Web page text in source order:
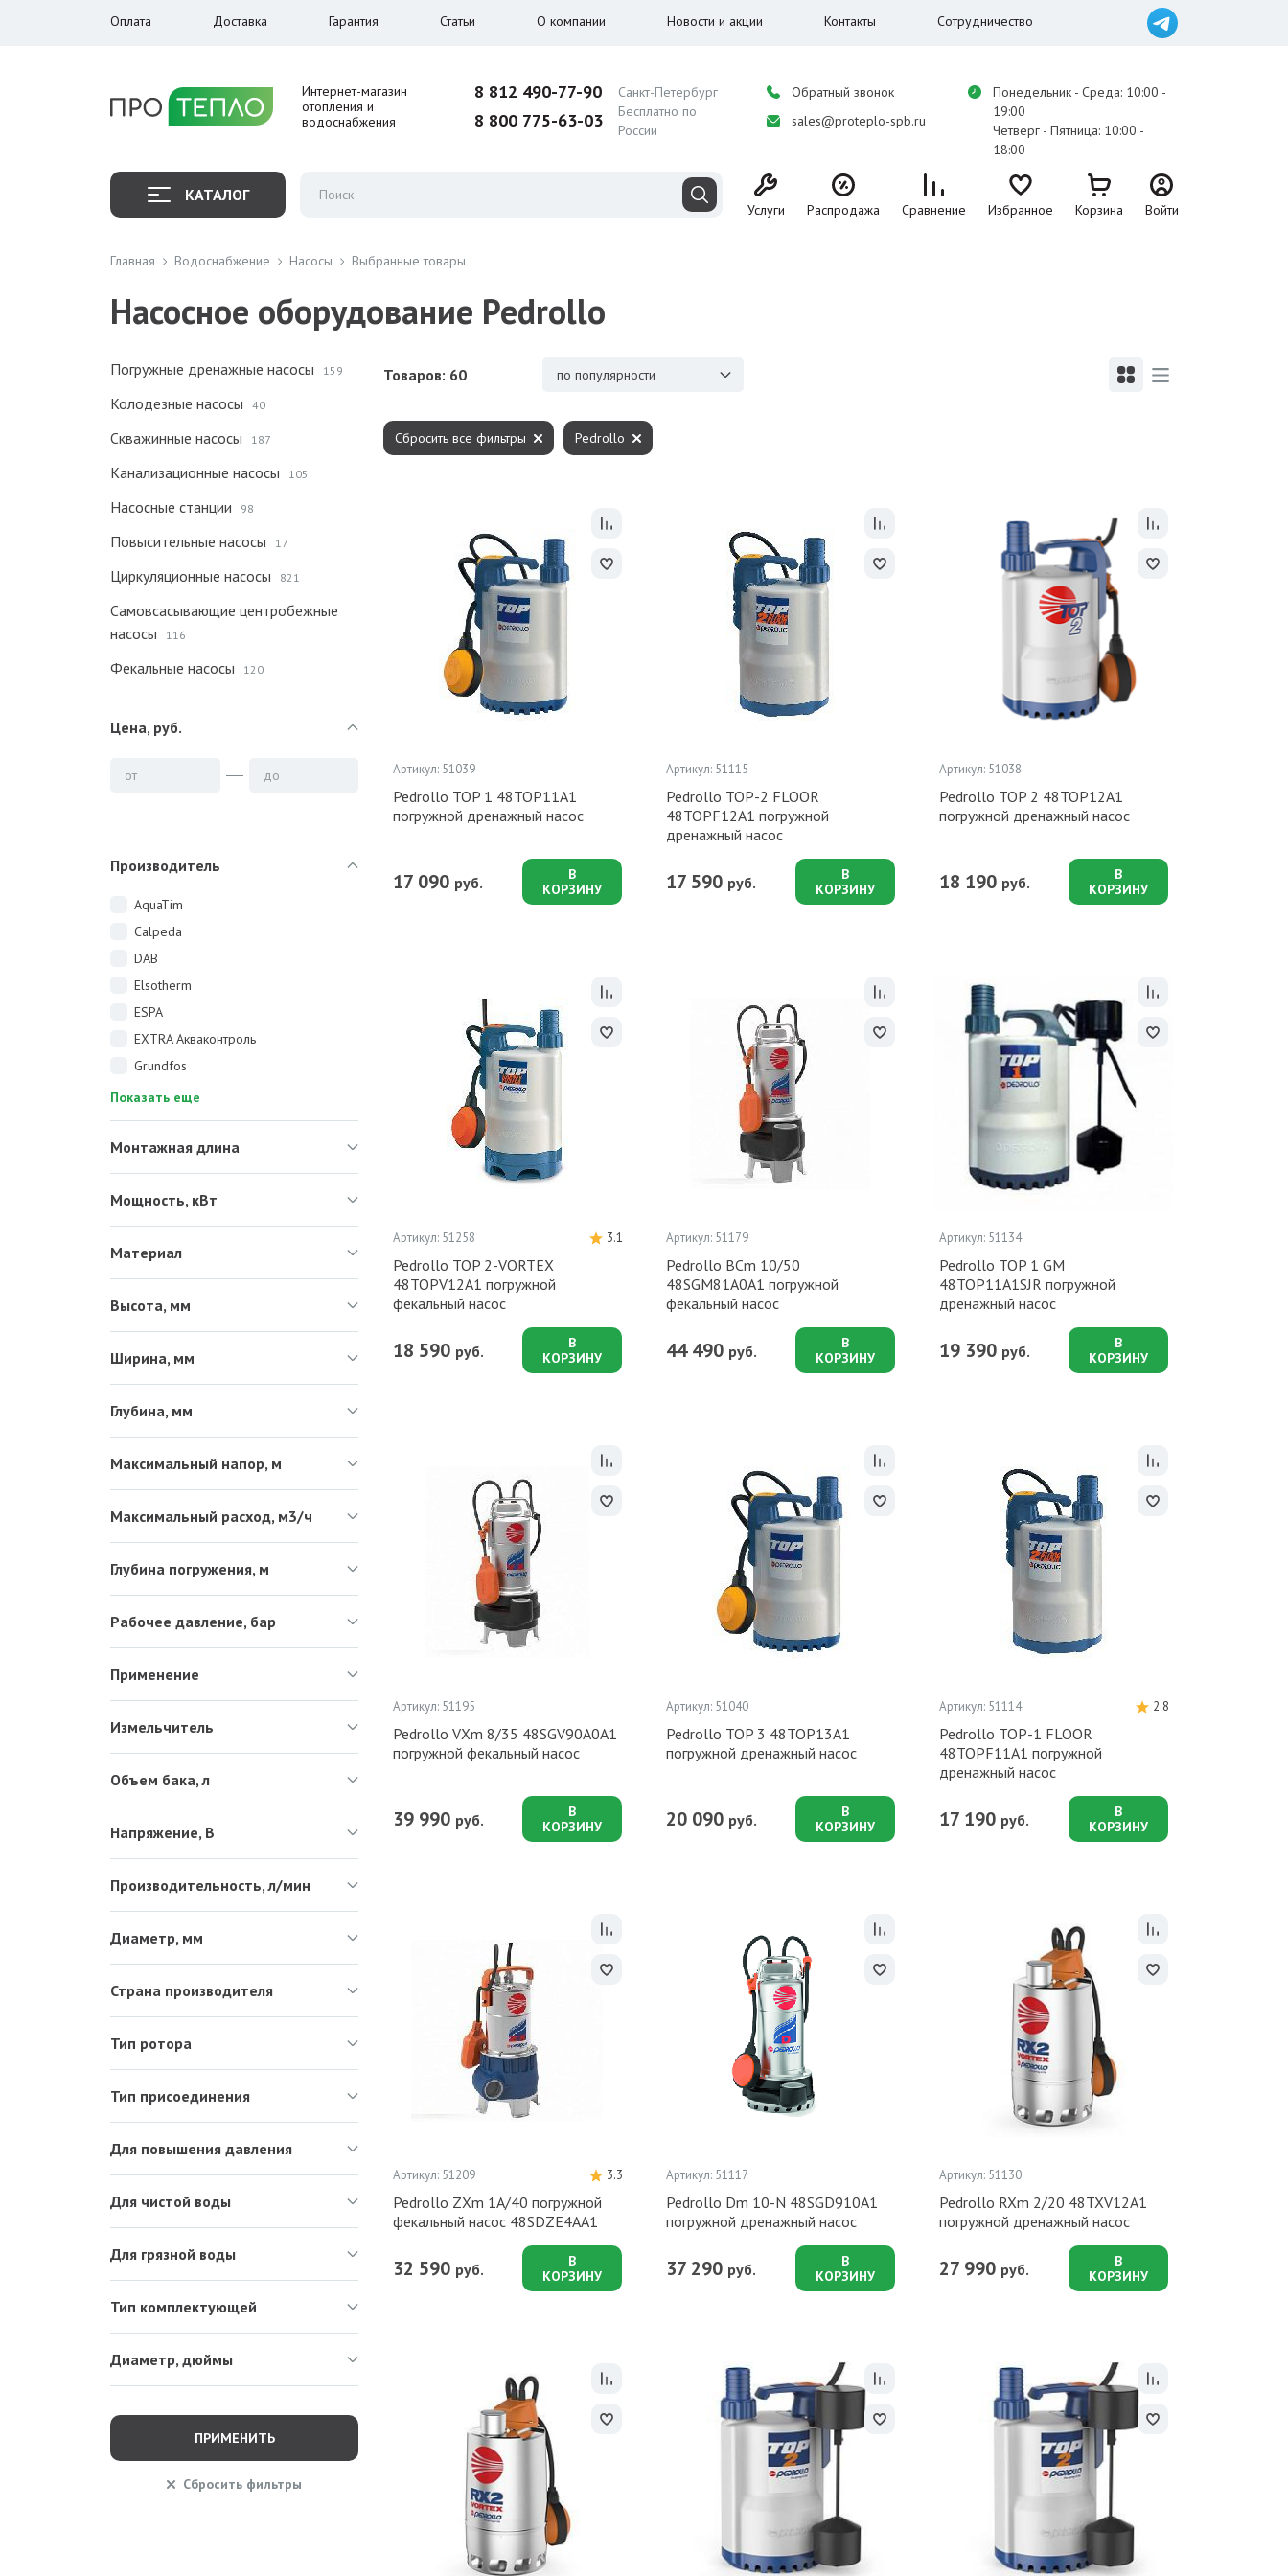
Оплата Доставка Гарантия Статьи О компании Новости и акции Контакты Сотрудничество
Интернет-магазин
отопления и
водоснабжения
8 812 490-77-90 Санкт-Петербург
8 800 775-63-03
Бесплатно по
России
Обратный звонок
sales@proteplo-spb.ru
Понедельник - Среда: 10:00 -
19:00
Четверг - Пятница: 10:00 -
18:00
КАТАЛОГ
Услуги Распродажа Сравнение Избранное Корзина Войти
Главная Водоснабжение Насосы Выбранные товары
Насосное оборудование Pedrollo
Погружные дренажные насосы 159
Колодезные насосы 40
Скважинные насосы 187
Канализационные насосы 105
Насосные станции 98
Повысительные насосы 17
Циркуляционные насосы 821
Самовсасывающие центробежные
насосы
116
Фекальные насосы 120
Цена, руб.
от до
Производитель
AquaTim
Calpeda
DAB
Elsotherm
ESPA
EXTRA Акваконтроль
Grundfos
Показать еще
Монтажная длина
Мощность, кВт
Материал
Высота, мм
Ширина, мм
Глубина, мм
Максимальный напор, м
Максимальный расход, м3/ч
Глубина погружения, м
Рабочее давление, бар
Применение
Измельчитель
Объем бака, л
Напряжение, В
Производительность, л/мин
Диаметр, мм
Страна производителя
Тип ротора
Тип присоединения
Для повышения давления
Для чистой воды
Для грязной воды
Тип комплектующей
Диаметр, дюймы
ПРИМЕНИТЬ
Сбросить фильтры
Товаров: 60 по популярности
Сбросить все фильтры Pedrollo
Артикул: 51039
Pedrollo TOP 1 48TOP11A1
погружной дренажный насос
17 090 руб.
В
КОРЗИНУ
Артикул: 51115
Pedrollo TOP-2 FLOOR
48TOPF12A1 погружной
дренажный насос
17 590 руб.
В
КОРЗИНУ
Артикул: 51038
Pedrollo TOP 2 48TOP12A1
погружной дренажный насос
18 190 руб.
В
КОРЗИНУ
Артикул: 51258 3.1
Pedrollo TOP 2-VORTEX
48TOPV12A1 погружной
фекальный насос
18 590 руб.
В
КОРЗИНУ
Артикул: 51179
Pedrollo BCm 10/50
48SGM81A0A1 погружной
фекальный насос
44 490 руб.
В
КОРЗИНУ
Артикул: 51134
Pedrollo TOP 1 GM
48TOP11A1SJR погружной
дренажный насос
19 390 руб.
В
КОРЗИНУ
Артикул: 51195
Pedrollo VXm 8/35 48SGV90A0A1
погружной фекальный насос
39 990 руб.
В
КОРЗИНУ
Артикул: 51040
Pedrollo TOP 3 48TOP13A1
погружной дренажный насос
20 090 руб.
В
КОРЗИНУ
Артикул: 51114 2.8
Pedrollo TOP-1 FLOOR
48TOPF11A1 погружной
дренажный насос
17 190 руб.
В
КОРЗИНУ
Артикул: 51209 3.3
Pedrollo ZXm 1A/40 погружной
фекальный насос 48SDZE4AA1
32 590 руб.
В
КОРЗИНУ
Артикул: 51117
Pedrollo Dm 10-N 48SGD910A1
погружной дренажный насос
37 290 руб.
В
КОРЗИНУ
Артикул: 51130
Pedrollo RXm 2/20 48TXV12A1
погружной дренажный насос
27 990 руб.
В
КОРЗИНУ